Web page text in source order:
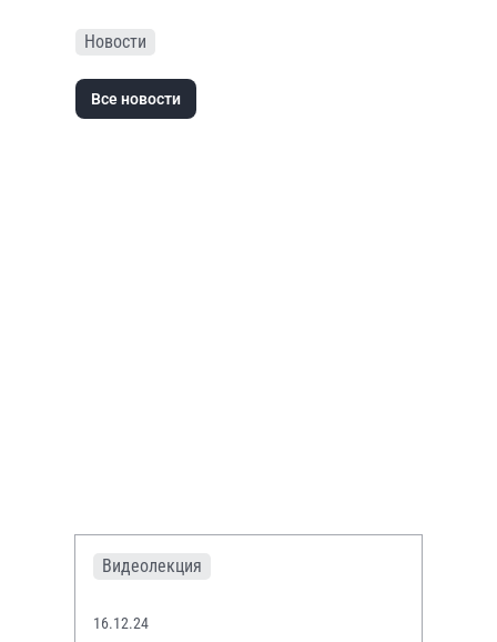
Новости
Все новости
Видеолекция
16.12.24